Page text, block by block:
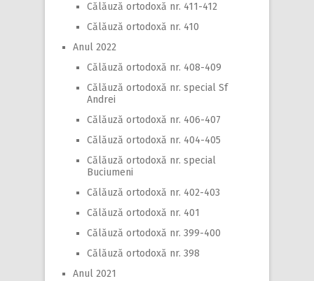
Călăuză ortodoxă nr. 411-412
Călăuză ortodoxă nr. 410
Anul 2022
Călăuză ortodoxă nr. 408-409
Călăuză ortodoxă nr. special Sf
Andrei
Călăuză ortodoxă nr. 406-407
Călăuză ortodoxă nr. 404-405
Călăuză ortodoxă nr. special
Buciumeni
Călăuză ortodoxă nr. 402-403
Călăuză ortodoxă nr. 401
Călăuză ortodoxă nr. 399-400
Călăuză ortodoxă nr. 398
Anul 2021